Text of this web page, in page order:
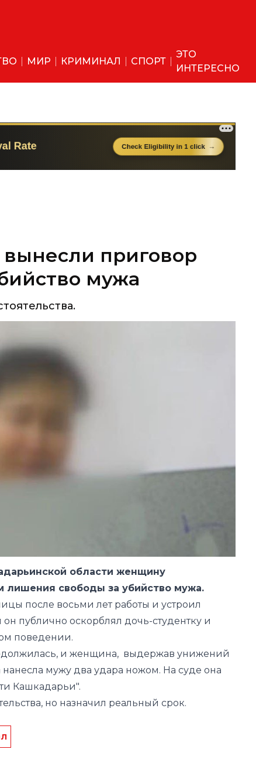
МИР КРИМИНАЛ СПОРТ
ЭТО
ИНТЕРЕСНО
приговор
мужа
области женщину
лишения свободы за убийство мужа.
после восьми лет работы и устроил
он публично оскорблял дочь-студентку и
поведении.
и женщина, выдержав унижений
мужу два удара ножом. На суде она
Кашкадарьи".
но назначил реальный срок.